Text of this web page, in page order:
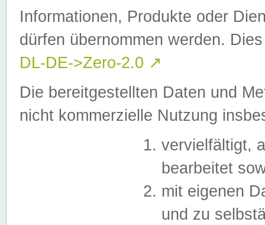
Informationen, Produkte oder
dürfen übernommen werden.
DL-DE->Zero-2.0 ↗
Die bereitgestellten Daten und
nicht kommerzielle Nutzung
vervielfältigt,
bearbeitet
mit eigenen
und zu